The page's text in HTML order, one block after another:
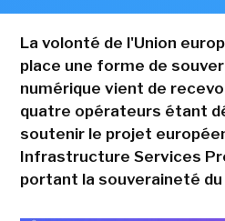
La volonté de l'Union
place une forme de
numérique vient de
quatre opérateurs étant
soutenir le projet
Infrastructure Services
portant la souveraineté du